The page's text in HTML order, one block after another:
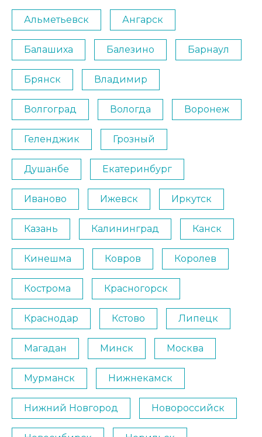
Альметьевск Ангарск
Балашиха Балезино Барнаул
Брянск Владимир
Волгоград Вологда Воронеж
Геленджик Грозный
Душанбе Екатеринбург
Иваново Ижевск Иркутск
Казань Калининград Канск
Кинешма Ковров Королев
Кострома Красногорск
Краснодар Кстово Липецк
Магадан Минск Москва
Мурманск Нижнекамск
Нижний Новгород Новороссийск